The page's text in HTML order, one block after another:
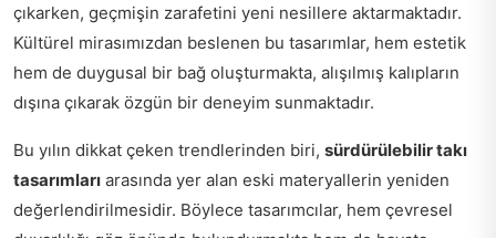
çıkarken, geçmişin zarafetini yeni nesillere aktarmaktadır.
Kültürel mirasımızdan beslenen bu tasarımlar, hem estetik
hem de duygusal bir bağ oluşturmakta, alışılmış kalıpların
dışına çıkarak özgün bir deneyim sunmaktadır.
Bu yılın dikkat çeken trendlerinden biri, sürdürülebilir takı
tasarımları arasında yer alan eski materyallerin yeniden
değerlendirilmesidir. Böylece tasarımcılar, hem çevresel